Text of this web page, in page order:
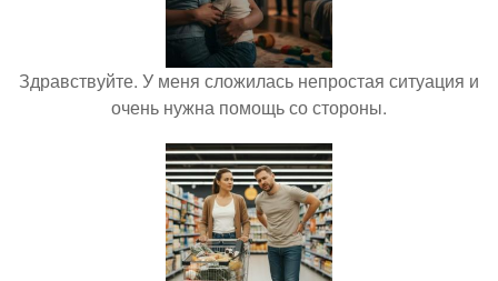
Здравствуйте. У меня сложилась непростая ситуация и
очень нужна помощь со стороны.